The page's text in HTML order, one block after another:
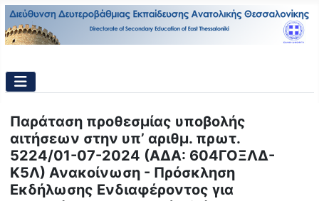
Παράταση προθεσμίας υποβολής
αιτήσεων στην υπ’ αριθμ. πρωτ.
5224/01-07-2024 (ΑΔΑ: 604ΓΟΞΛΔ-
Κ5Λ) Ανακοίνωση - Πρόσκληση
Εκδήλωσης Ενδιαφέροντος για